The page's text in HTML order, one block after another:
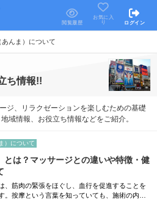
閲覧履歴
お気に入
り
ログイン
あんま）について
ち情報!!
ジ、リラクゼーションを楽しむための基礎
域情報、お役立ち情報などをご紹介。
）について
とは？マッサージとの違いや特徴・健
、筋肉の緊張をほぐし、血行を促進することを
。按摩という言葉を知っていても、施術の内容